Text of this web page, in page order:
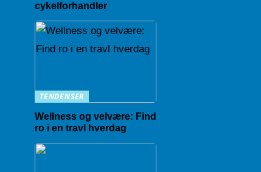
cykelforhandler
TENDENSER
Wellness og velvære: Find
ro i en travl hverdag